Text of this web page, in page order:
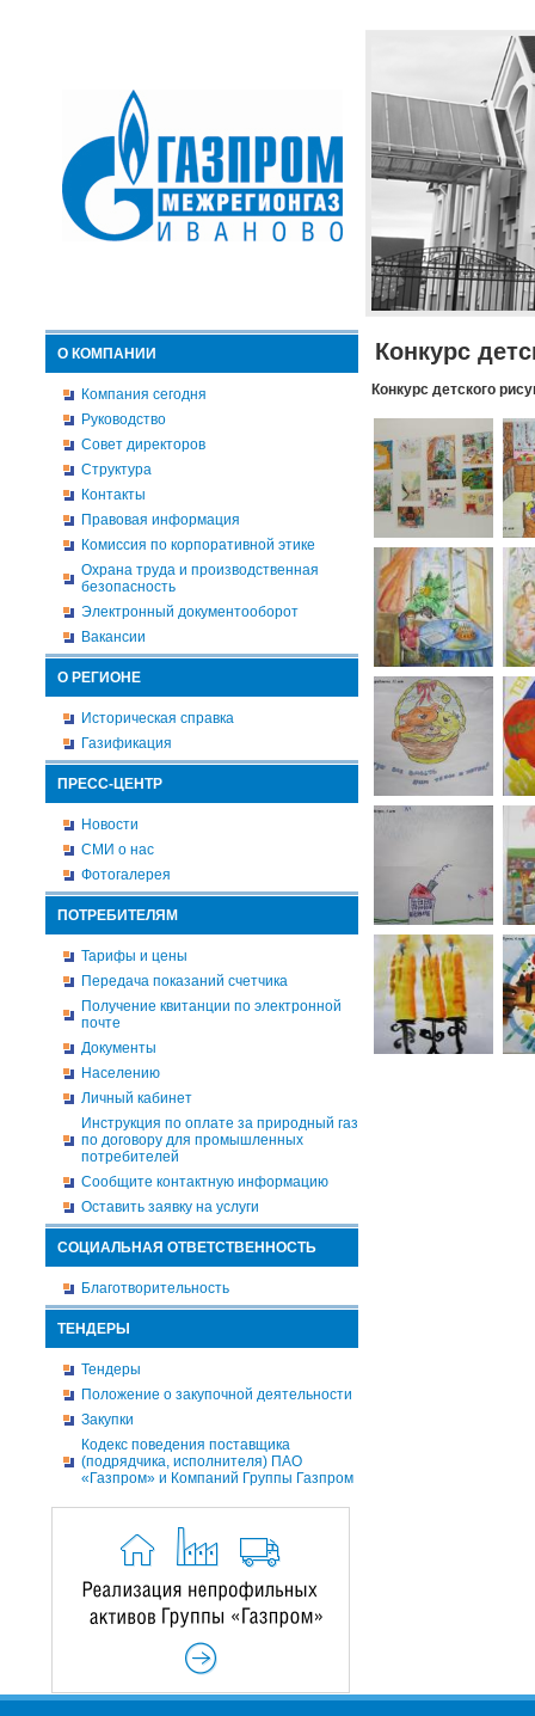
О КОМПАНИИ
Компания сегодня
Руководство
Совет директоров
Структура
Контакты
Правовая информация
Комиссия по корпоративной этике
Охрана труда и производственная
безопасность
Электронный документооборот
Вакансии
О РЕГИОНЕ
Историческая справка
Газификация
ПРЕСС-ЦЕНТР
Новости
СМИ о нас
Фотогалерея
ПОТРЕБИТЕЛЯМ
Тарифы и цены
Передача показаний счетчика
Получение квитанции по электронной
почте
Документы
Населению
Личный кабинет
Инструкция по оплате за природный газ
по договору для промышленных
потребителей
Сообщите контактную информацию
Оставить заявку на услуги
СОЦИАЛЬНАЯ ОТВЕТСТВЕННОСТЬ
Благотворительность
ТЕНДЕРЫ
Тендеры
Положение о закупочной деятельности
Закупки
Кодекс поведения поставщика
(подрядчика, исполнителя) ПАО
«Газпром» и Компаний Группы Газпром
Конкурс
Конкурс детского